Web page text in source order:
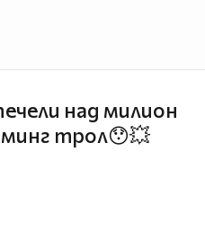
над милион
трол😯💥